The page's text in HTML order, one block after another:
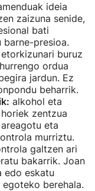
ideia
zaizuna senide,
bati
barne-presioa.
etorkizunari buruz
ordua
jardun. Ez
beharrik.
alkohol eta
zentzua
eta
murriztu.
galtzen ari
bakarrik. Joan
edo eskatu
berehala.